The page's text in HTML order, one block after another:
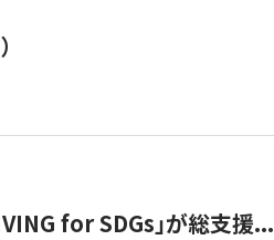
for SDGs」が総支援...